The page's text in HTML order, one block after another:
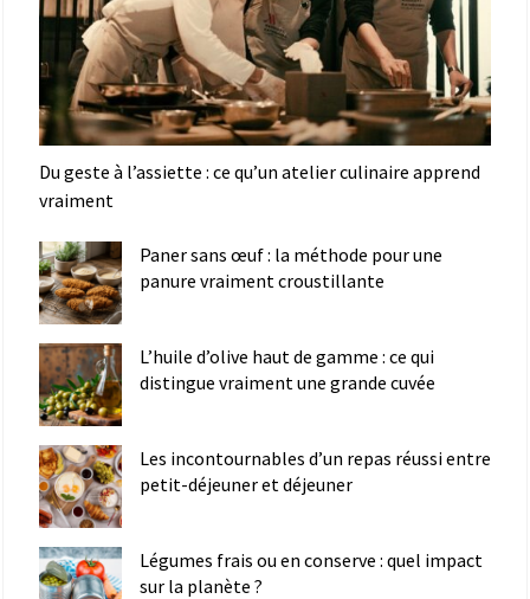
Du geste à l’assiette : ce qu’un atelier culinaire apprend
vraiment
Paner sans œuf : la méthode pour une
panure vraiment croustillante
L’huile d’olive haut de gamme : ce qui
distingue vraiment une grande cuvée
Les incontournables d’un repas réussi entre
petit-déjeuner et déjeuner
Légumes frais ou en conserve : quel impact
sur la planète ?